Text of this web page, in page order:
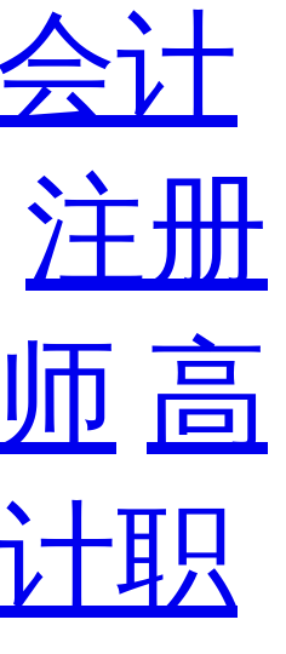
计
注册
高
职